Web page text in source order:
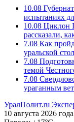
10.08
испытаниях
10.08 Циклон
рассказали,
7.08 Как
уральской
7.08
темой
7.08
ураганным
УралПолит.ru
10 августа 2026 года